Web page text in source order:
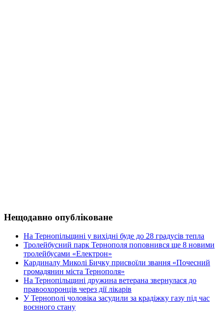
Нещодавно опубліковане
На Тернопільщині у вихідні буде до 28 градусів тепла
Тролейбусний парк Тернополя поповнився ще 8 новими
тролейбусами «Електрон»
Кардиналу Миколі Бичку присвоїли звання «Почесний
громадянин міста Тернополя»
На Тернопільщині дружина ветерана звернулася до
правоохоронців через дії лікарів
У Тернополі чоловіка засудили за крадіжку газу під час
воєнного стану